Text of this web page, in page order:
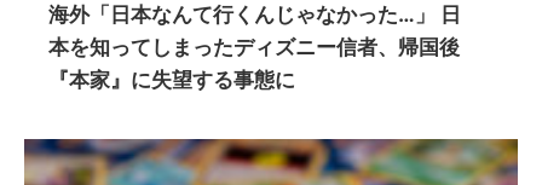
海外「日本なんて行くんじゃなかった…」 日
本を知ってしまったディズニー信者、帰国後
『本家』に失望する事態に